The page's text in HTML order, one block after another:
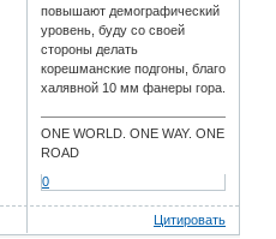
повышают демографический
уровень, буду со своей
стороны делать
корешманские подгоны, благо
халявной 10 мм фанеры гора.
ONE WORLD. ONE WAY. ONE
ROAD
0
Цитировать